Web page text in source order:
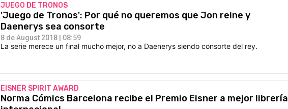
JUEGO DE TRONOS
'Juego de Tronos': Por qué no queremos que Jon reine y
Daenerys sea consorte
8 de August 2018 | 08:59
La serie merece un final mucho mejor, no a Daenerys siendo consorte del rey.
EISNER SPIRIT AWARD
Norma Cómics Barcelona recibe el Premio Eisner a mejor librería